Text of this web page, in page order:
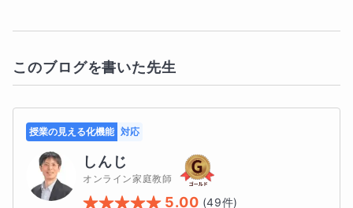
このブログを書いた先生
授業の見える化機能 対応
しんじ
オンライン家庭教師
5.00 (49件)